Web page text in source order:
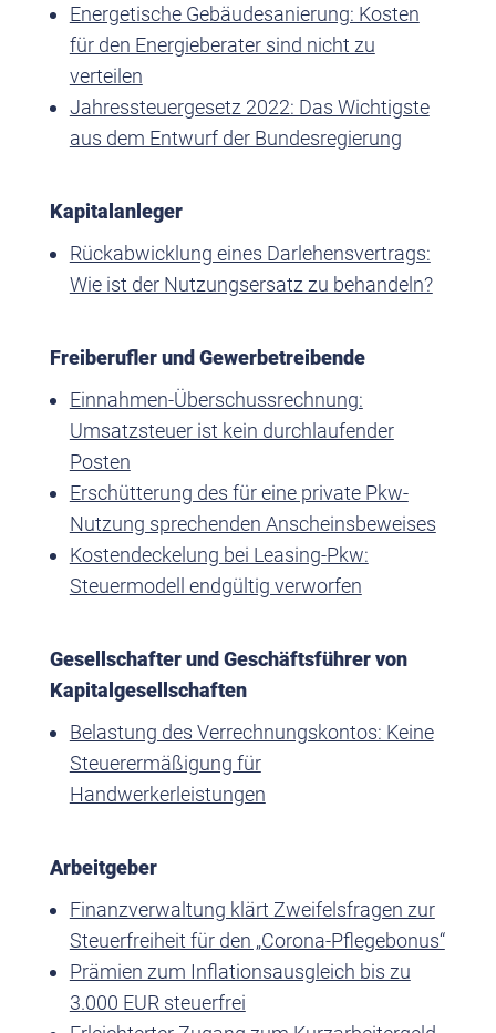
Energetische Gebäudesanierung: Kosten
für den Energieberater sind nicht zu
verteilen
Jahressteuergesetz 2022: Das Wichtigste
aus dem Entwurf der Bundesregierung
Kapitalanleger
Rückabwicklung eines Darlehensvertrags:
Wie ist der Nutzungsersatz zu behandeln?
Freiberufler und Gewerbetreibende
Einnahmen-Überschussrechnung:
Umsatzsteuer ist kein durchlaufender
Posten
Erschütterung des für eine private Pkw-
Nutzung sprechenden Anscheinsbeweises
Kostendeckelung bei Leasing-Pkw:
Steuermodell endgültig verworfen
Gesellschafter und Geschäftsführer von
Kapitalgesellschaften
Belastung des Verrechnungskontos: Keine
Steuerermäßigung für
Handwerkerleistungen
Arbeitgeber
Finanzverwaltung klärt Zweifelsfragen zur
Steuerfreiheit für den „Corona-Pflegebonus“
Prämien zum Inflationsausgleich bis zu
3.000 EUR steuerfrei